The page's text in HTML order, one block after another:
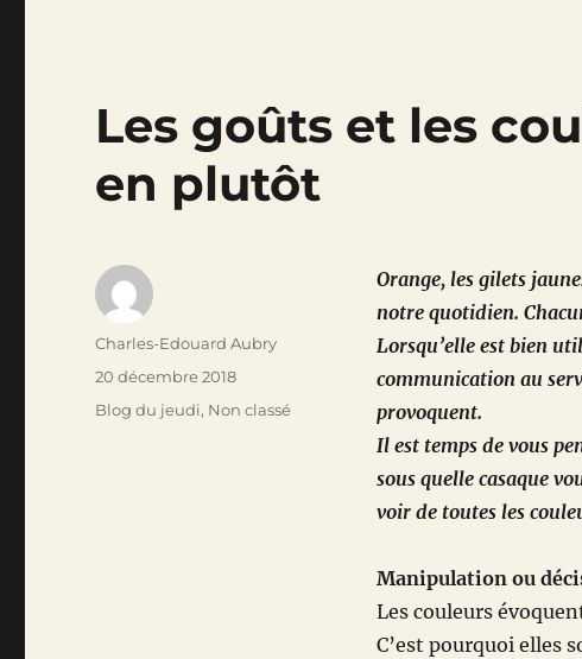
Les goûts et les
en plutôt
Orange, les gilets
notre quotidien.
Lorsqu’elle est bien
communication au
provoquent.
Il est temps de vous
sous quelle casaque
voir de toutes les
Manipulation ou
Les couleurs
C’est pourquoi elles
Auteur
Charles-Edouard Aubry
Publié
le
20 décembre 2018
Catégories
Blog du jeudi, Non classé